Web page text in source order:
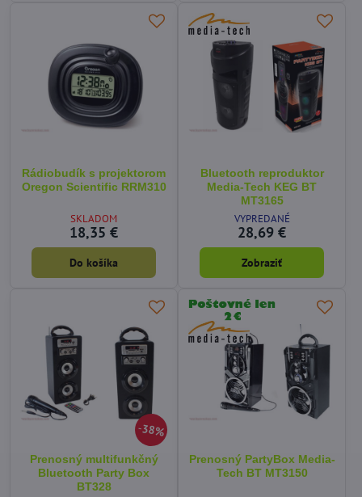
Rádiobudík s projektorom
Oregon Scientific RRM310
SKLADOM
18,35 €
Do košíka
Bluetooth reproduktor
Media-Tech KEG BT
MT3165
VYPREDANÉ
28,69 €
Zobraziť
38%
Prenosný multifunkčný
Bluetooth Party Box
BT328
Prenosný PartyBox Media-
Tech BT MT3150